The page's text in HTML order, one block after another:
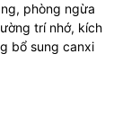
phòng ngừa
trí nhớ, kích
bổ sung canxi